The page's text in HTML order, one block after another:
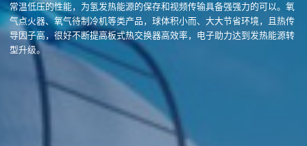
常温低压的性能，为氢发热能源的保存和视频传输具备强强力的可以。氧
气点火器、氧气待制冷机等类产品，球体积小而、大大节省环境，且热传
导因子高，很好不断提高板式热交换器高效率，电子助力达到发热能源转
型升级。